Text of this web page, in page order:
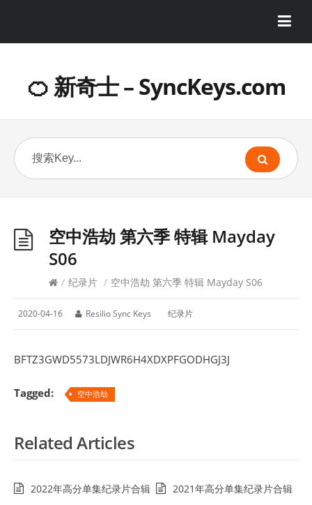
🍊 新奇士 – SyncKeys.com
空中浩劫 第六季 特辑 Mayday
S06
/ 纪录片 / 空中浩劫 第六季 特辑 Mayday S06
2020-04-16 Resilio Sync Keys 纪录片
BFTZ3GWD5573LDJWR6H4XDXPFGODHGJ3J
Tagged: 空中浩劫
Related Articles
2022年高分单集纪录片合辑
2021年高分单集纪录片合辑